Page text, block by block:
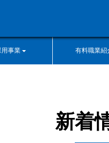
用事業 有料職業紹
新着